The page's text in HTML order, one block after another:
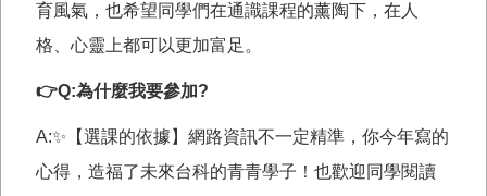
育風氣，也希望同學們在通識課程的薰陶下，在人
格、心靈上都可以更加富足。
👉Q:為什麼我要參加?
A:✨【選課的依據】網路資訊不一定精準，你今年寫的
心得，造福了未來台科的青青學子！也歡迎同學閱讀